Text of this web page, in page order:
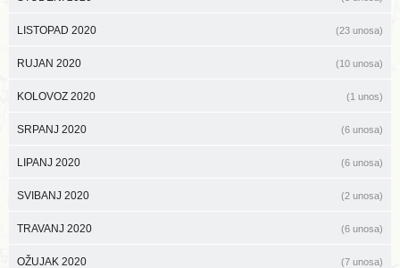
LISTOPAD 2020 (23 unosa)
RUJAN 2020 (10 unosa)
KOLOVOZ 2020 (1 unos)
SRPANJ 2020 (6 unosa)
LIPANJ 2020 (6 unosa)
SVIBANJ 2020 (2 unosa)
TRAVANJ 2020 (6 unosa)
OŽUJAK 2020 (7 unosa)